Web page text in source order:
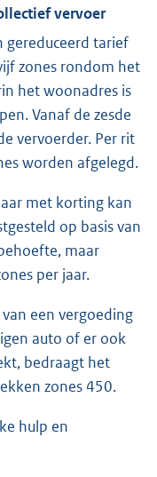
vervoer
gereduceerd tarief
zones rondom het
het woonadres is
Vanaf de zesde
vervoerder. Per rit
worden afgelegd.
met korting kan
op basis van
maar
per jaar.
een vergoeding
auto of er ook
bedraagt het
zones 450.
hulp en